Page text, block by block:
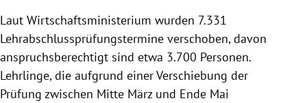
Laut Wirtschaftsministerium wurden 7.331
Lehrabschlussprüfungstermine verschoben, davon
anspruchsberechtigt sind etwa 3.700 Personen.
Lehrlinge, die aufgrund einer Verschiebung der
Prüfung zwischen Mitte März und Ende Mai